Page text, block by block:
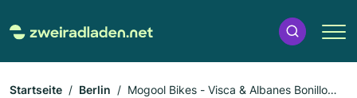
Startseite Berlin
Mogool Bikes - Visca & Albanes Bonillo